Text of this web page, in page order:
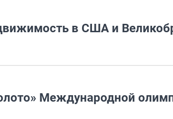
в США и
Международной